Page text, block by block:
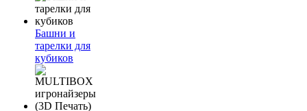
Башни и
тарелки для
кубиков